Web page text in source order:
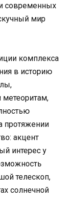
современных
мир
комплекса
в историю
метеоритам,
протяжении
акцент
интерес у
телескоп,
солнечной